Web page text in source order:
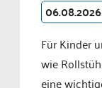
06.08.2026
Für Kinder
wie
eine